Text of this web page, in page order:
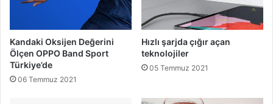
Kandaki Oksijen Değerini
Ölçen OPPO Band Sport
Türkiye’de
06 Temmuz 2021
Hızlı şarjda çığır açan
teknolojiler
05 Temmuz 2021